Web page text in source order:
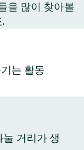
을 많이 찾아볼
.
는 활동
거리가 생